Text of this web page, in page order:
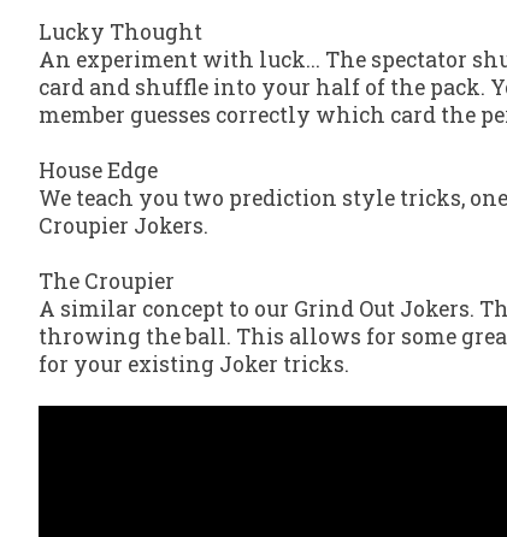
Lucky Thought
An experiment with luck... The spectator
card and shuffle into your half of the pack.
member guesses correctly which card the
House Edge
We teach you two prediction style tricks,
Croupier Jokers.
The Croupier
A similar concept to our Grind Out Jokers.
throwing the ball. This allows for some
for your existing Joker tricks.